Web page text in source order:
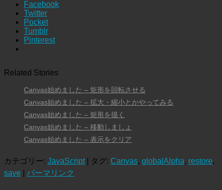
Facebook
Twitter
Pocket
Tumblr
Pinterest
Related Stories
Canvas始めました – 矩形を回転させる
Canvas始めました – 拡大・縮小とかやってみる
Canvas始めました – 矩形を描く
Canvas始めました – 移動しましょ
Canvas始めました – 表示をクリア
カテゴリー: JavaScript| タグ: Canvas, globalAlpha, restore,
save
パーマリンク